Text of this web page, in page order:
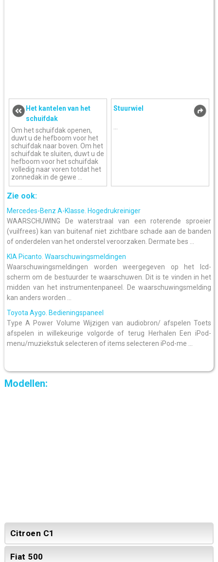
Het kantelen van het
schuifdak
Om het schuifdak openen,
duwt u de hefboom voor het
schuifdak naar boven. Om het
schuifdak te sluiten, duwt u de
hefboom voor het schuifdak
volledig naar voren totdat het
zonnedak in de gewe ...
Stuurwiel
...
Zie ook:
Mercedes-Benz A-Klasse. Hogedrukreiniger
WAARSCHUWING De waterstraal van een roterende sproeier
(vuilfrees) kan van buitenaf niet zichtbare schade aan de banden
of onderdelen van het onderstel veroorzaken. Dermate bes ...
KIA Picanto. Waarschuwingsmeldingen
Waarschuwingsmeldingen worden weergegeven op het lcd-
scherm om de bestuurder te waarschuwen. Dit is te vinden in het
midden van het instrumentenpaneel. De waarschuwingsmelding
kan anders worden ...
Toyota Aygo. Bedieningspaneel
Type A Power Volume Wijzigen van audiobron/ afspelen Toets
afspelen in willekeurige volgorde of terug Herhalen Een iPod-
menu/muziekstuk selecteren of items selecteren iPod-me ...
Modellen:
Citroen C1
Fiat 500